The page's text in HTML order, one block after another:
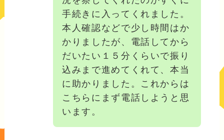
手続きに入ってくれました。
本人確認などで少し時間はか
かりましたが、電話してから
だいたい１５分くらいで振り
込みまで進めてくれて、本当
に助かりました。これからは
こちらにまず電話しようと思
います。